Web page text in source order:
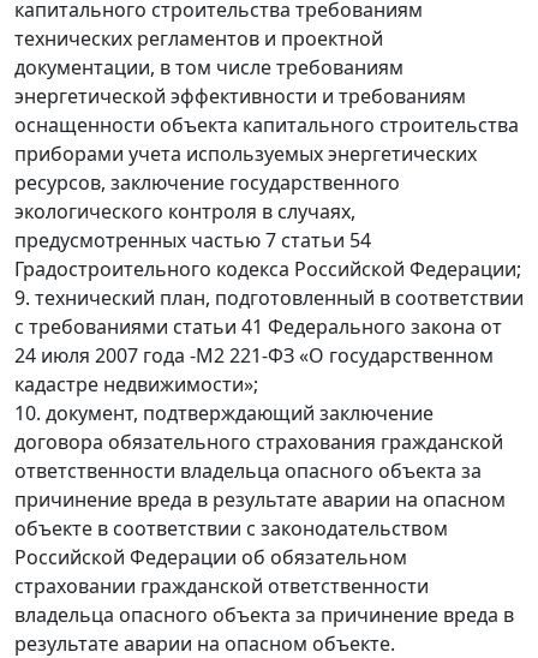
капитального строительства требованиям
технических регламентов и проектной
документации, в том числе требованиям
энергетической эффективности и требованиям
оснащенности объекта капитального строительства
приборами учета используемых энергетических
ресурсов, заключение государственного
экологического контроля в случаях,
предусмотренных частью 7 статьи 54
Градостроительного кодекса Российской Федерации;
9. технический план, подготовленный в соответствии
с требованиями статьи 41 Федерального закона от
24 июля 2007 года -М2 221-ФЗ «О государственном
кадастре недвижимости»;
10. документ, подтверждающий заключение
договора обязательного страхования гражданской
ответственности владельца опасного объекта за
причинение вреда в результате аварии на опасном
объекте в соответствии с законодательством
Российской Федерации об обязательном
страховании гражданской ответственности
владельца опасного объекта за причинение вреда в
результате аварии на опасном объекте.